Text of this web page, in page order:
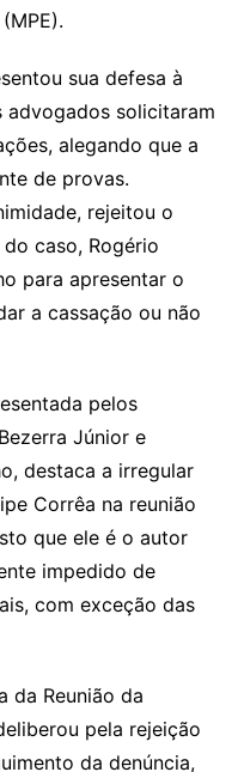
sua defesa à
advogados solicitaram
alegando que a
de provas.
rejeitou o
caso, Rogério
para apresentar o
a cassação ou não
pelos
Júnior e
destaca a irregular
Corrêa na reunião
que ele é o autor
impedido de
com exceção das
da Reunião da
pela rejeição
da denúncia,